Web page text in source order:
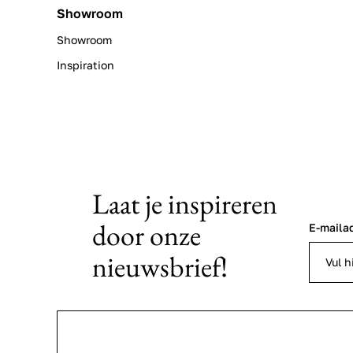
Showroom
Showroom
Inspiration
Laat je inspireren
door onze
nieuwsbrief!
E-